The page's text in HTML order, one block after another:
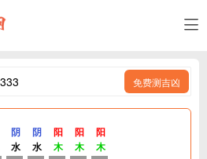
免费测吉凶
阴
水
阴
水
阳
木
阳
木
阳
木